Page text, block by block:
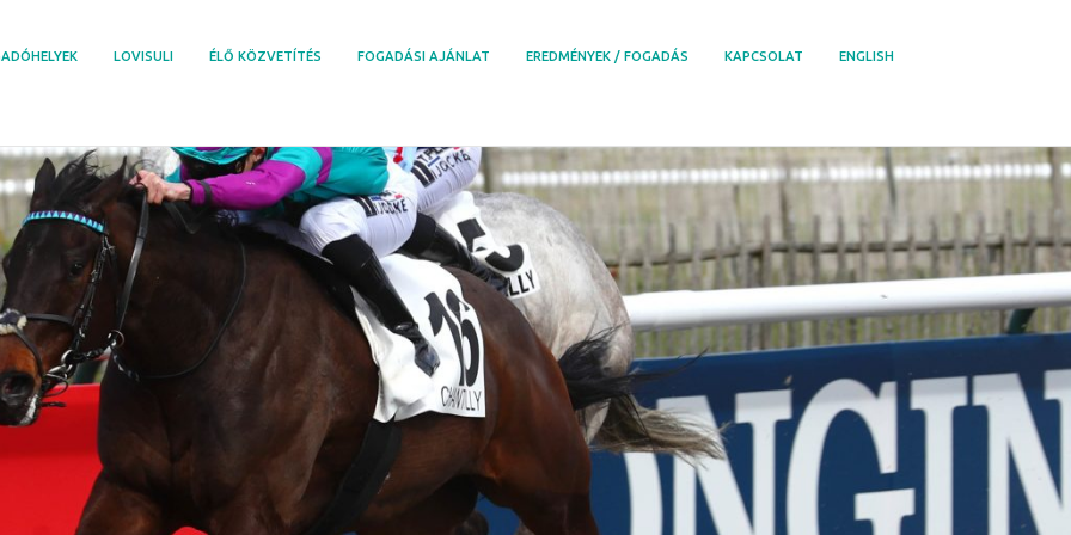
LOVISULI ÉLŐ KÖZVETÍTÉS FOGADÁSI AJÁNLAT EREDMÉNYEK / FOGADÁS KAPCSOLAT ENGLISH